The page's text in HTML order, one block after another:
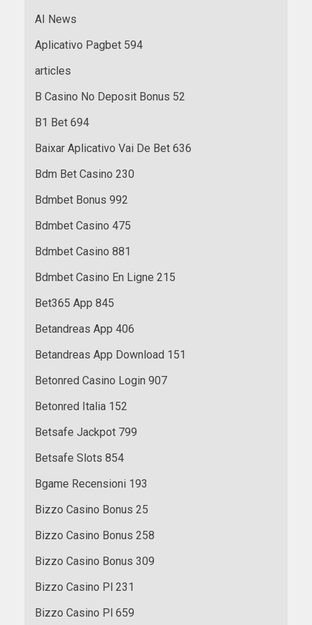
AI News
Aplicativo Pagbet 594
articles
B Casino No Deposit Bonus 52
B1 Bet 694
Baixar Aplicativo Vai De Bet 636
Bdm Bet Casino 230
Bdmbet Bonus 992
Bdmbet Casino 475
Bdmbet Casino 881
Bdmbet Casino En Ligne 215
Bet365 App 845
Betandreas App 406
Betandreas App Download 151
Betonred Casino Login 907
Betonred Italia 152
Betsafe Jackpot 799
Betsafe Slots 854
Bgame Recensioni 193
Bizzo Casino Bonus 25
Bizzo Casino Bonus 258
Bizzo Casino Bonus 309
Bizzo Casino Pl 231
Bizzo Casino Pl 659